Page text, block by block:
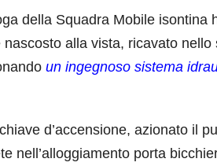
della Squadra Mobile isontina
alla vista, ricavato
un ingegnoso sistema
d’accensione, azionato il
nell’alloggiamento porta